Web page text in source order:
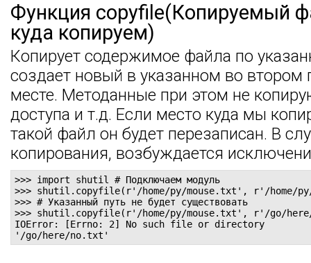
Функция copyfile(Копируемый
куда копируем)
Копирует содержимое файла по
создает новый в указанном во втором
месте. Методанные при этом не
доступа и т.д. Если место куда мы
такой файл он будет перезаписан. В
копирования, возбуждается
>>> import shutil # Подключаем модуль
>>> shutil.copyfile(r'/home/py/mouse.txt', r'/home/
>>> # Указанный путь не будет существовать
>>> shutil.copyfile(r'/home/py/mouse.txt', r'/go/
IOError: [Errno: 2] No such file or directory
'/go/here/no.txt'